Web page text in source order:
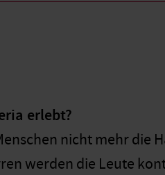
erlebt?
nicht mehr die
werden die Leute